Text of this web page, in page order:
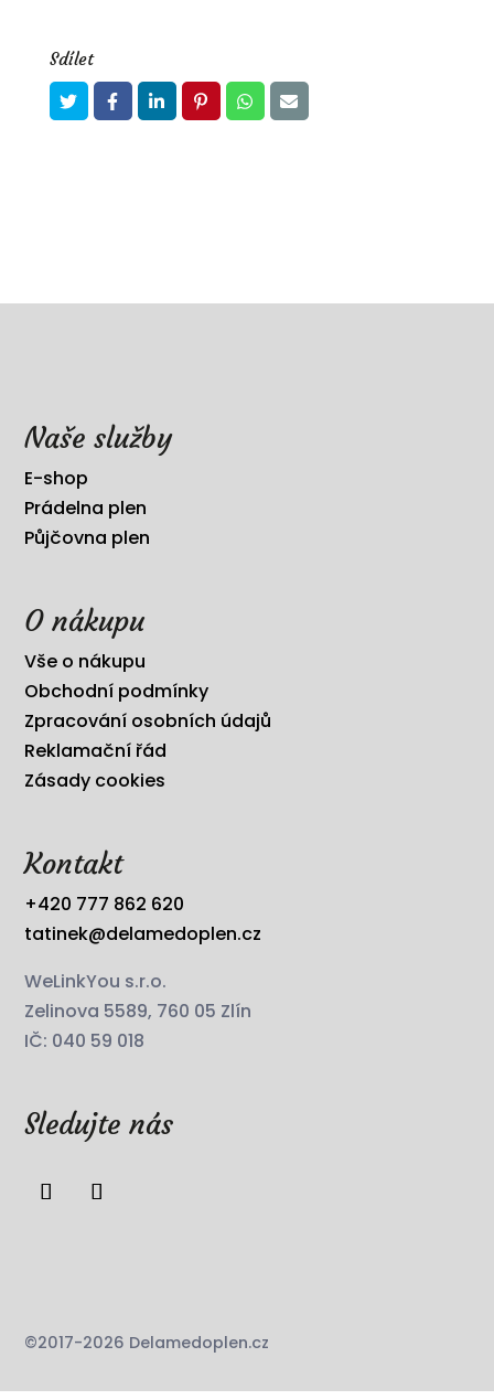
Sdílet
Naše služby
E-shop
Prádelna plen
Půjčovna plen
O nákupu
Vše o nákupu
Obchodní podmínky
Zpracování osobních údajů
Reklamační řád
Zásady cookies
Kontakt
+420 777 862 620
tatinek@delamedoplen.cz
WeLinkYou s.r.o.
Zelinova 5589, 760 05 Zlín
IČ: 040 59 018
Sledujte nás
©2017-2026 Delamedoplen.cz